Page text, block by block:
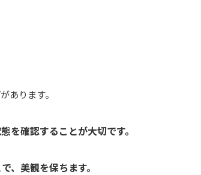
あります。
確認することが大切です。
、美観を保ちます。